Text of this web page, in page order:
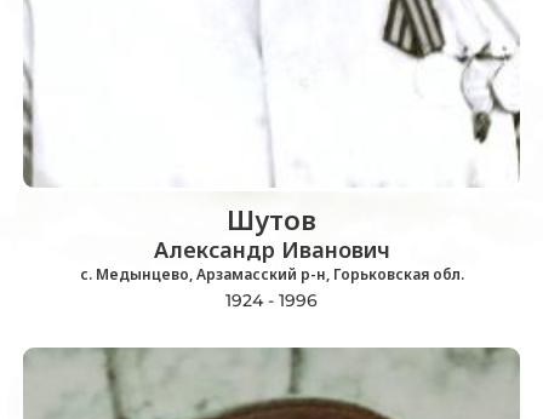
Шутов
Александр Иванович
с. Медынцево, Арзамасский р-н, Горьковская обл.
1924 - 1996